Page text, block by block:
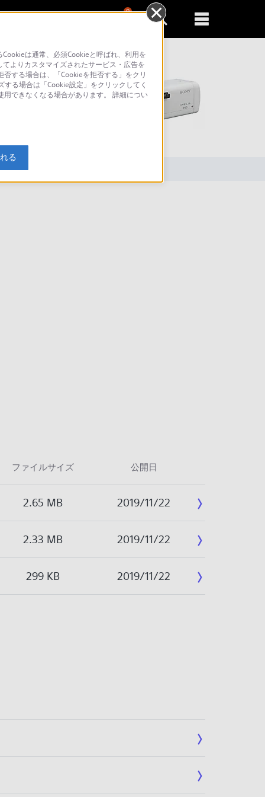
0
ファイルサイズ 公開日
2.65 MB 2019/11/22
2.33 MB 2019/11/22
299 KB 2019/11/22
は通常、必須Cookieと呼ばれ、利用を
よりカスタマイズされたサービス・広告を
する場合は、「Cookieを拒否する」をクリ
る場合は「Cookie設定」をクリックしてく
できなくなる場合があります。 詳細につい
る